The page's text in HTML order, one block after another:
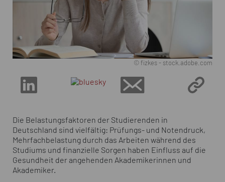
© fizkes - stock.adobe.com
Die Belastungsfaktoren der Studierenden in
Deutschland sind vielfältig: Prüfungs- und Notendruck,
Mehrfachbelastung durch das Arbeiten während des
Studiums und finanzielle Sorgen haben Einfluss auf die
Gesundheit der angehenden Akademikerinnen und
Akademiker.